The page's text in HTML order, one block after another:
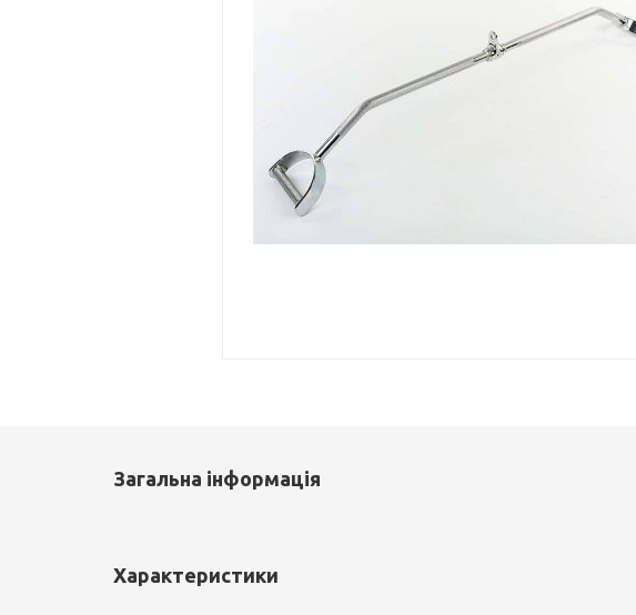
Загальна інформація
Характеристики